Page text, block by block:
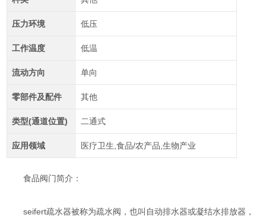
压力环境 低压
工作温度 低温
流动方向 单向
零部件及配件 其他
类型(通道位置) 二通式
应用领域 医疗卫生,食品/农产品,生物产业
食品阀门简介：
seifert疏水器被称为疏水阀，也叫自动排水器或凝结水排放器，